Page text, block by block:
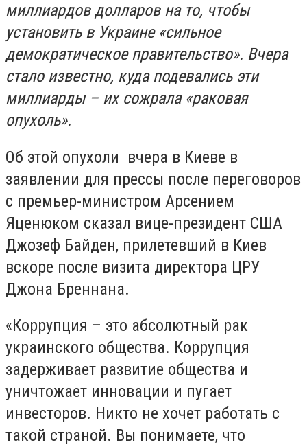
миллиардов долларов на то, чтобы
установить в Украине «сильное
демократическое правительство». Вчера
стало известно, куда подевались эти
миллиарды – их сожрала «раковая
опухоль».
Об этой опухоли вчера в Киеве в
заявлении для прессы после переговоров
с премьер-министром Арсением
Яценюком сказал вице-президент США
Джозеф Байден, прилетевший в Киев
вскоре после визита директора ЦРУ
Джона Бреннана.
«Коррупция – это абсолютный рак
украинского общества. Коррупция
задерживает развитие общества и
уничтожает инновации и пугает
инвесторов. Никто не хочет работать с
такой страной. Вы понимаете, что